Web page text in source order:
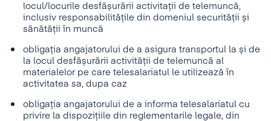
locul/locurile desfășurării activitații de telemuncă,
inclusiv responsabilitățile din domeniul securității și
sănătății în muncă
obligația angajatorului de a asigura transportul la și de
la locul desfășurării activității de telemuncă al
materialelor pe care telesalariatul le utilizează în
activitatea sa, dupa caz
obligația angajatorului de a informa telesalariatul cu
privire la dispozițiile din reglementarile legale, din